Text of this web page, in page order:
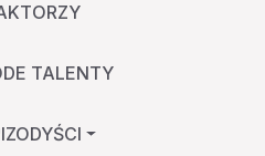
TALENTY